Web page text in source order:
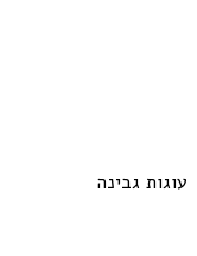
עוגות גבינה